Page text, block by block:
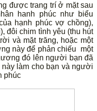
được trang trí ở mặt sau
hanh phúc như biểu
hạnh phúc vợ chồng),
đôi chim tình yêu (thu hút
và mặt trăng, hoặc một
này để phản chiếu một
đó lên người bạn đã
làm cho bạn và người
phúc